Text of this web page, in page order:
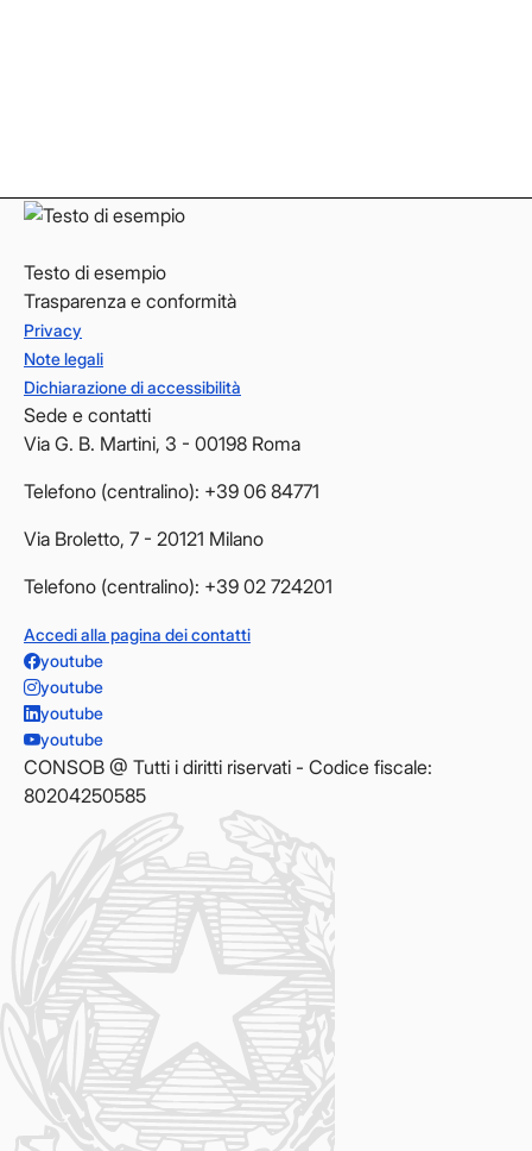
Testo di esempio
Trasparenza e conformità
Privacy
Note legali
Dichiarazione di accessibilità
Sede e contatti
Via G. B. Martini, 3 - 00198 Roma
Telefono (centralino): +39 06 84771
Via Broletto, 7 - 20121 Milano
Telefono (centralino): +39 02 724201
Accedi alla pagina dei contatti
youtube
youtube
youtube
youtube
CONSOB @ Tutti i diritti riservati - Codice fiscale:
80204250585